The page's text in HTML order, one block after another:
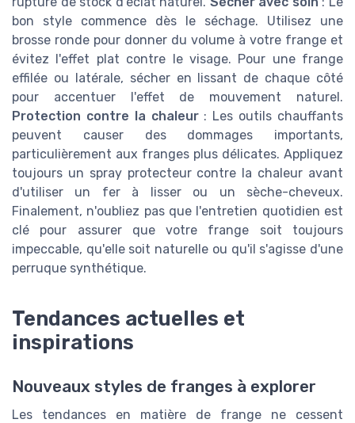
bon style commence dès le séchage. Utilisez une
brosse ronde pour donner du volume à votre frange et
évitez l'effet plat contre le visage. Pour une frange
effilée ou latérale, sécher en lissant de chaque côté
pour accentuer l'effet de mouvement naturel.
Protection contre la chaleur: Les outils chauffants
peuvent causer des dommages importants,
particulièrement aux franges plus délicates. Appliquez
toujours un spray protecteur contre la chaleur avant
d'utiliser un fer à lisser ou un sèche-cheveux.
Finalement, n'oubliez pas que l'entretien quotidien est
clé pour assurer que votre frange soit toujours
impeccable, qu'elle soit naturelle ou qu'il s'agisse d'une
perruque synthétique.
Tendances actuelles et
inspirations
Nouveaux styles de franges à explorer
Les tendances en matière de frange ne cessent